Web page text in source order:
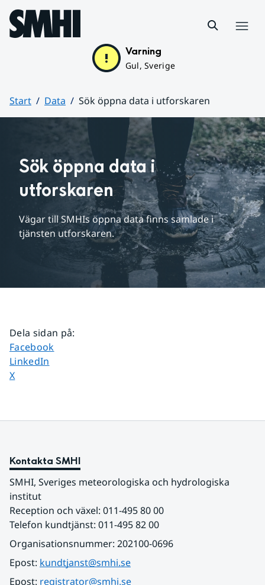
Hoppa till sidans innehåll
Varning
Gul, Sverige
Start Data
Sök öppna data i utforskaren
Huvudinnehåll
Sök öppna data i
utforskaren
Vägar till SMHIs öppna data finns samlade i
tjänsten utforskaren.
Dela sidan på:
Dela sidan på
Facebook
Dela sidan på
LinkedIn
Dela sidan på
X
Kontakta SMHI
SMHI, Sveriges meteorologiska och hydrologiska
institut
Reception och växel: 011-495 80 00
Telefon kundtjänst: 011-495 82 00
Organisationsnummer: 202100-0696
Epost: kundtjanst@smhi.se
Epost: registrator@smhi.se